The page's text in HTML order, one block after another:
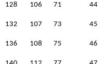
44
71
106
128
45
73
107
132
46
75
108
136